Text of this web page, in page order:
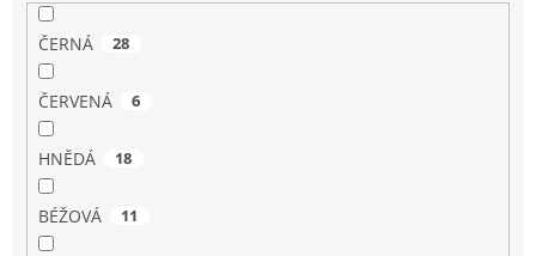
ČERNÁ 28
ČERVENÁ 6
HNĚDÁ 18
BÉŽOVÁ 11